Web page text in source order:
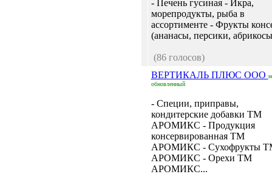
- Печень гусиная - Икра,
морепродукты, рыба в
ассортименте - Фрукты
(ананасы, персики,
(86 голосов)
ВЕРТИКАЛЬ ПЛЮС ООО
обновленный
- Специи, приправы,
кондитерские добавки ТМ
АРОМИКС - Продукция
консервированная ТМ
АРОМИКС - Сухофрукты
АРОМИКС - Орехи ТМ
АРОМИКС...